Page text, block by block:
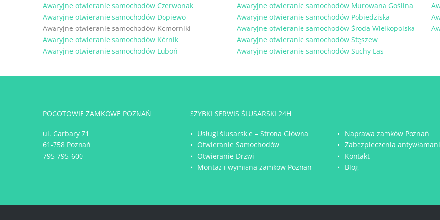
Awaryjne otwieranie samochodów Czerwonak
Awaryjne otwieranie samochodów Dopiewo
Awaryjne otwieranie samochodów Komorniki
Awaryjne otwieranie samochodów Kórnik
Awaryjne otwieranie samochodów Luboń
Awaryjne otwieranie samochodów Murowana Goślina
Awaryjne otwieranie samochodów Pobiedziska
Awaryjne otwieranie samochodów Środa Wielkopolska
Awaryjne otwieranie samochodów Stęszew
Awaryjne otwieranie samochodów Suchy Las
POGOTOWIE ZAMKOWE POZNAŃ
ul. Garbary 71
61-758 Poznań
795-795-600
SZYBKI SERWIS ŚLUSARSKI 24H
Usługi ślusarskie – Strona Główna
Otwieranie Samochodów
Otwieranie Drzwi
Montaż i wymiana zamków Poznań
Naprawa zamków Poznań
Zabezpieczenia
Kontakt
Blog